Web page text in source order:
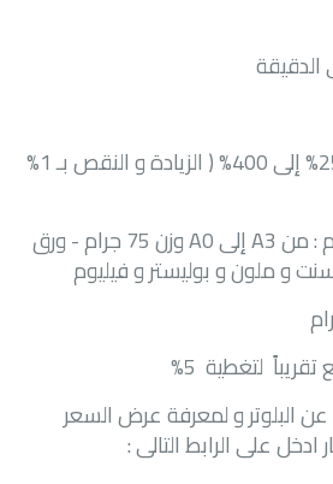
التكبير و التصغير : من 25% إلى 400% ( الزيادة و النقص بـ 1%
: منA3إلىA0 وزن 75 جرام - ورق
و ملون و بوليستر و فيليوم
البلوتر و لمعرفة عرض السعر
على الرابط التالى :